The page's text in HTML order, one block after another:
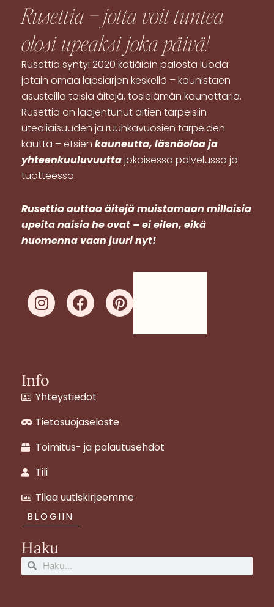
Rusettia – jotta voit tuntea
olosiupeaksijoka päivä!
Rusettia syntyi 2020 kotiäidin palosta luoda
jotain omaa lapsiarjen keskellä – kaunistaen
asusteilla toisia äitejä, tosielämän kaunottaria.
Rusettia on laajentunut äitien tarpeisiin
utealiaisuuden ja ruuhkavuosien tarpeiden
kautta – etsien kauneutta, läsnäoloa ja
yhteenkuuluvuuttajokaisessa palvelussa ja
tuotteessa.
Rusettia auttaa äitejä muistamaan millaisia
upeita naisia he ovat – ei eilen, eikä
huomenna vaan juuri nyt!
I
n
g
r
a
m
F
a
o
k
P
i
t
Info
Yhteystiedot
Tietosuojaseloste
Toimitus- ja palautusehdot
Tili
Tilaa uutiskirjeemme
BLOGIIN
Haku
SearchSearch